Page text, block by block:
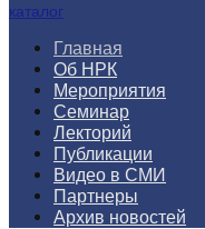
каталог
Главная
Об НРК
Мероприятия
Семинар
Лекторий
Публикации
Видео в СМИ
Партнеры
Архив новостей